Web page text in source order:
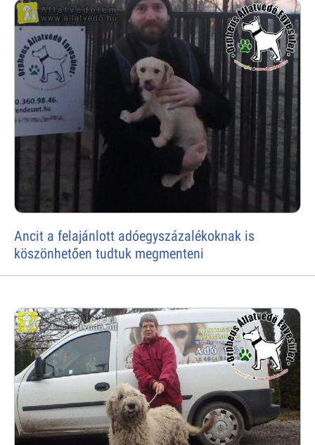
Ancit a felajánlott adóegyszázalékoknak is
köszönhetően tudtuk megmenteni